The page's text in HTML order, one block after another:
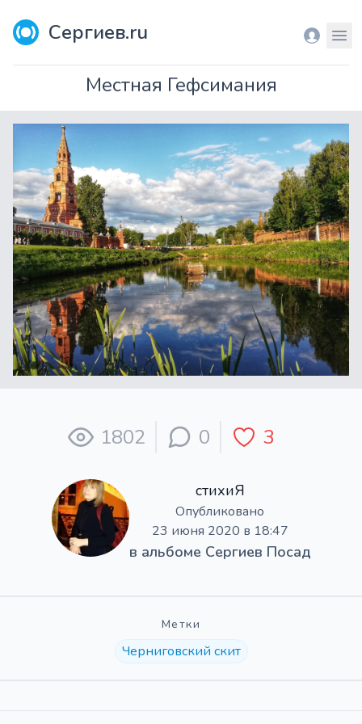
Сергиев.ru Вход
Местная Гефсимания
1802 0 3
стихиЯ
Опубликовано
23 июня 2020 в 18:47
в альбоме Сергиев Посад
Метки
Черниговский скит